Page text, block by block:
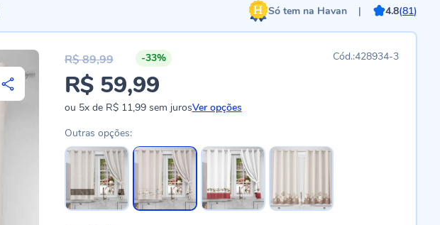
Só tem na Havan | 4.8(81)
-33% 428934-3
Preço
especial
R$ 59,99
R$ 89,99
ou 5xde R$ 11,99sem jurosVer opções
Outras opções: